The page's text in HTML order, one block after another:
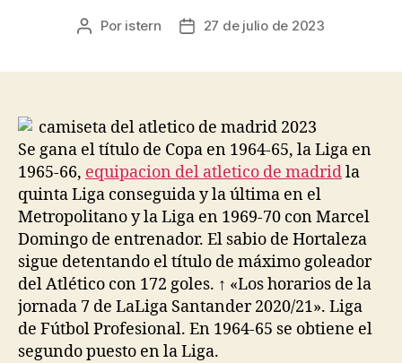
Autor
Por istern
Fecha27 de julio de 2023
Se gana el título de Copa en 1964-65, la Liga en
1965-66, equipacion del atletico de madridla
quinta Liga conseguida y la última en el
Metropolitano y la Liga en 1969-70 con Marcel
Domingo de entrenador. El sabio de Hortaleza
sigue detentando el título de máximo goleador
del Atlético con 172 goles. ↑ «Los horarios de la
jornada 7 de LaLiga Santander 2020/21». Liga
de Fútbol Profesional. En 1964-65 se obtiene el
segundo puesto en la Liga.